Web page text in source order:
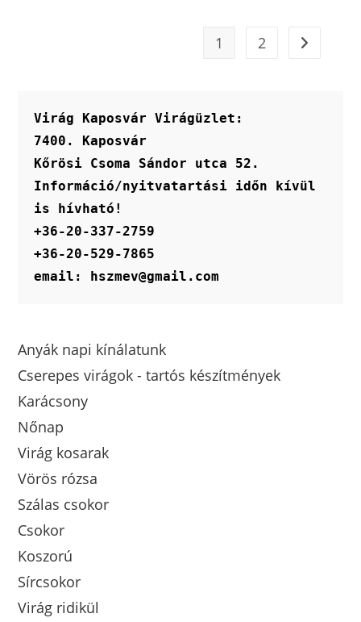
1 2
Virág Kaposvár Virágüzlet:
7400. Kaposvár
Kőrösi Csoma Sándor utca 52.
Információ/nyitvatartási időn kívül
is hívható!
+36-20-337-2759
+36-20-529-7865
email: hszmev@gmail.com
Anyák napi kínálatunk
Cserepes virágok - tartós készítmények
Karácsony
Nőnap
Virág kosarak
Vörös rózsa
Szálas csokor
Csokor
Koszorú
Sírcsokor
Virág ridikül